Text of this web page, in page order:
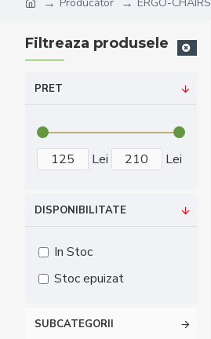
Filtreaza produsele
PRET
Lei Lei
SUBCATEGORII
DISPONIBILITATE
In Stoc
Stoc epuizat